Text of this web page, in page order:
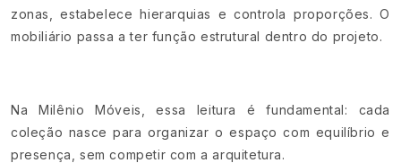
zonas, estabelece hierarquias e controla proporções. O
mobiliário passa a ter função estrutural dentro do projeto.
Na Milênio Móveis, essa leitura é fundamental: cada
coleção nasce para organizar o espaço com equilíbrio e
presença, sem competir com a arquitetura.